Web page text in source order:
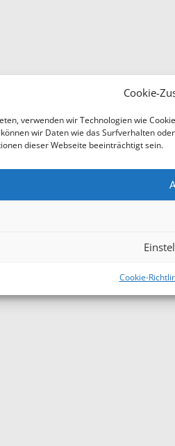
Cookie-
verwenden wir Technologien wie
wir Daten wie das Surfverhalten
dieser Webseite beeinträchtigt sein.
Cookie-